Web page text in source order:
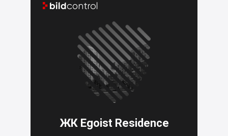
 
ЖК Egoist Residence